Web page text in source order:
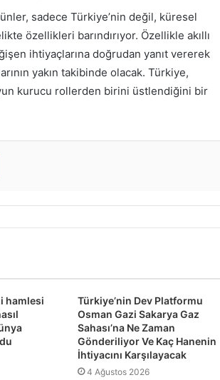
sadece Türkiye’nin değil, küresel
özellikleri barındırıyor. Özellikle akıllı
ihtiyaçlarına doğrudan yanıt vererek
yakın takibinde olacak. Türkiye,
kurucu rollerden birini üstlendiğini bir
hamlesi
Türkiye’nin Dev Platformu
Osman Gazi Sakarya Gaz
Sahası’na Ne Zaman
Gönderiliyor Ve Kaç Hanenin
İhtiyacını Karşılayacak
4 Ağustos 2026